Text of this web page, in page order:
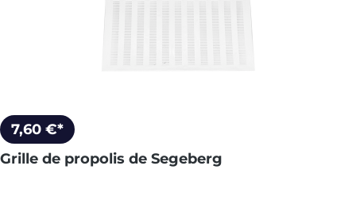
7,60 €*
Grille de propolis de Segeberg